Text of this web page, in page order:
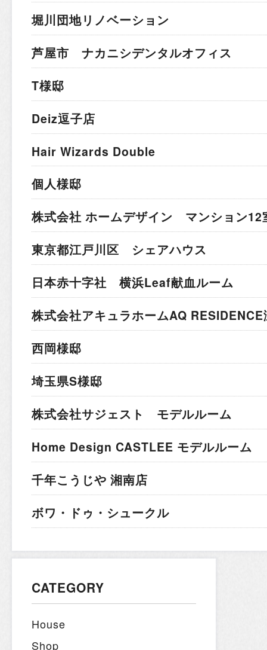
堀川団地リノベーション
芦屋市 ナカニシデンタルオフィス
T様邸
Deiz逗子店
Hair Wizards Double
個人様邸
株式会社 ホームデザイン マンション12
東京都江戸川区 シェアハウス
日本赤十字社 横浜Leaf献血ルーム
株式会社アキュラホームAQ
西岡様邸
埼玉県S様邸
株式会社サジェスト モデルルーム
Home Design CASTLEE モデルルーム
千年こうじや 湘南店
ボワ・ドゥ・シュークル
CATEGORY
House
Shop